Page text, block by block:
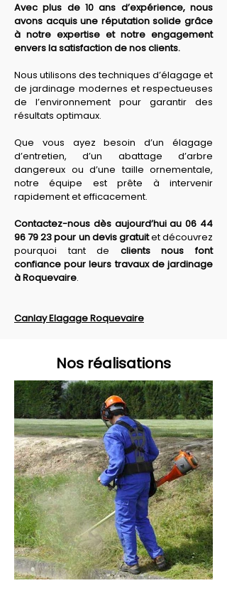
Avec plus de 10 ans d’expérience, nous
avons acquis une réputation solide grâce
à notre expertise et notre engagement
envers la satisfaction de nos clients.
Nous utilisons des techniques d’élagage et
de jardinage modernes et respectueuses
de l’environnement pour garantir des
résultats optimaux.
Que vous ayez besoin d’un élagage
d’entretien, d’un abattage d’arbre
dangereux ou d’une taille ornementale,
notre équipe est prête à intervenir
rapidement et efficacement.
Contactez-nous dès aujourd’hui au 06 44
96 79 23 pour un devis gratuit et découvrez
pourquoi tant de clients nous font
confiance pour leurs travaux de jardinage
à Roquevaire.
Canlay Elagage Roquevaire
Nos réalisations